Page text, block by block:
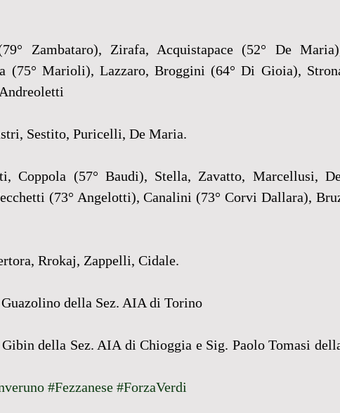
Zambataro), Zirafa, Acquistapace (52° De
(75° Marioli), Lazzaro, Broggini (64° Di Gioia),
Sestito, Puricelli, De Maria.
Coppola (57° Baudi), Stella, Zavatto, Marcellusi,
(73° Angelotti), Canalini (73° Corvi Dallara),
Rrokaj, Zappelli, Cidale.
della Sez. AIA di Torino
della Sez. AIA di Chioggia e Sig. Paolo Tomasi
#Fezzanese #ForzaVerdi